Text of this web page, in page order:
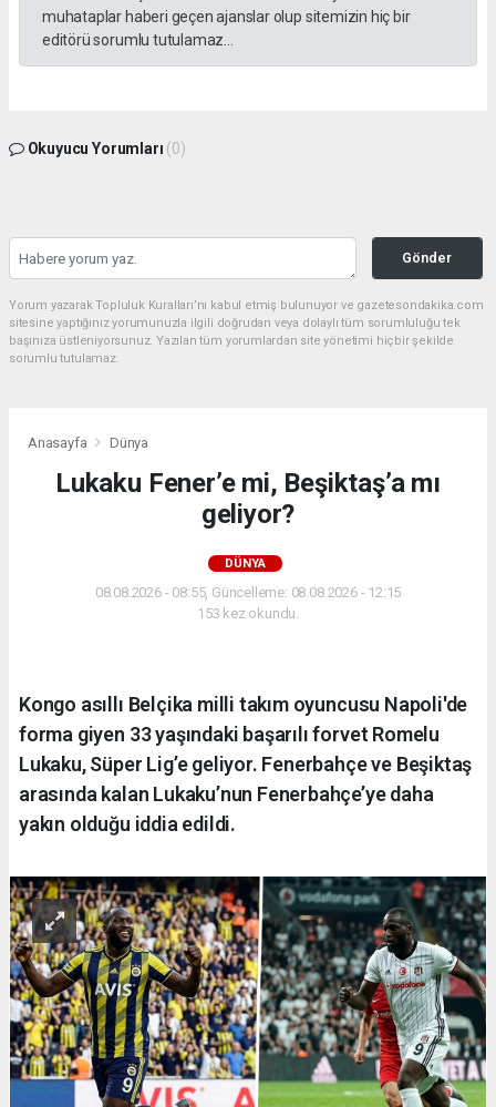
muhataplar haberi geçen ajanslar olup sitemizin hiç bir
editörü sorumlu tutulamaz...
Okuyucu Yorumları (0)
Gönder
Yorum yazarak Topluluk Kuralları’nı kabul etmiş bulunuyor ve gazetesondakika.com
sitesine yaptığınız yorumunuzla ilgili doğrudan veya dolaylı tüm sorumluluğu tek
başınıza üstleniyorsunuz. Yazılan tüm yorumlardan site yönetimi hiçbir şekilde
sorumlu tutulamaz.
Anasayfa Dünya
Lukaku Fener’e mi, Beşiktaş’a mı
geliyor?
DÜNYA
08.08.2026 - 08:55, Güncelleme: 08.08.2026 - 12:15
153 kez okundu.
Kongo asıllı Belçika milli takım oyuncusu Napoli'de
forma giyen 33 yaşındaki başarılı forvet Romelu
Lukaku, Süper Lig’e geliyor. Fenerbahçe ve Beşiktaş
arasında kalan Lukaku’nun Fenerbahçe’ye daha
yakın olduğu iddia edildi.